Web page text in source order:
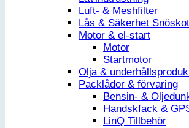
Luft- & Meshfilter
Lås & Säkerhet
Motor & el-start
Motor
Startmotor
Olja &
Packlådor & förvaring
Bensin- &
Handskfack &
LinQ Tillbehör